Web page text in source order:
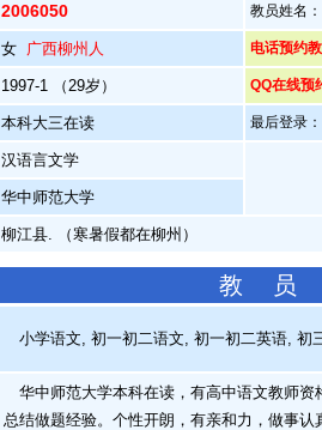
2006050 教员姓名
女 广西柳州人 电话预约
1997-1 （29岁） QQ在线预
本科大三在读 最后登录
汉语言文学
华中师范大学
柳江县. （寒暑假都在柳州）
教 员
小学语文, 初一初二语文, 初一初二英语, 初
华中师范大学本科在读，有高中语文教师资
总结做题经验。个性开朗，有亲和力，做事认